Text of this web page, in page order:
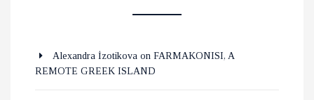
Alexandra İzotikova on FARMAKONISI, A
REMOTE GREEK ISLAND